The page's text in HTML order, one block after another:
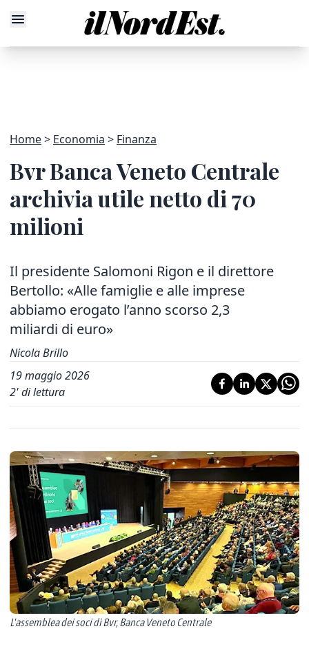
Home Economia Finanza
Bvr Banca Veneto Centrale
archivia utile netto di 70
milioni
Il presidente Salomoni Rigon e il direttore
Bertollo: «Alle famiglie e alle imprese
abbiamo erogato l’anno scorso 2,3
miliardi di euro»
Nicola Brillo
19 maggio 2026
2' di lettura
L'assemblea dei soci di Bvr, Banca Veneto Centrale